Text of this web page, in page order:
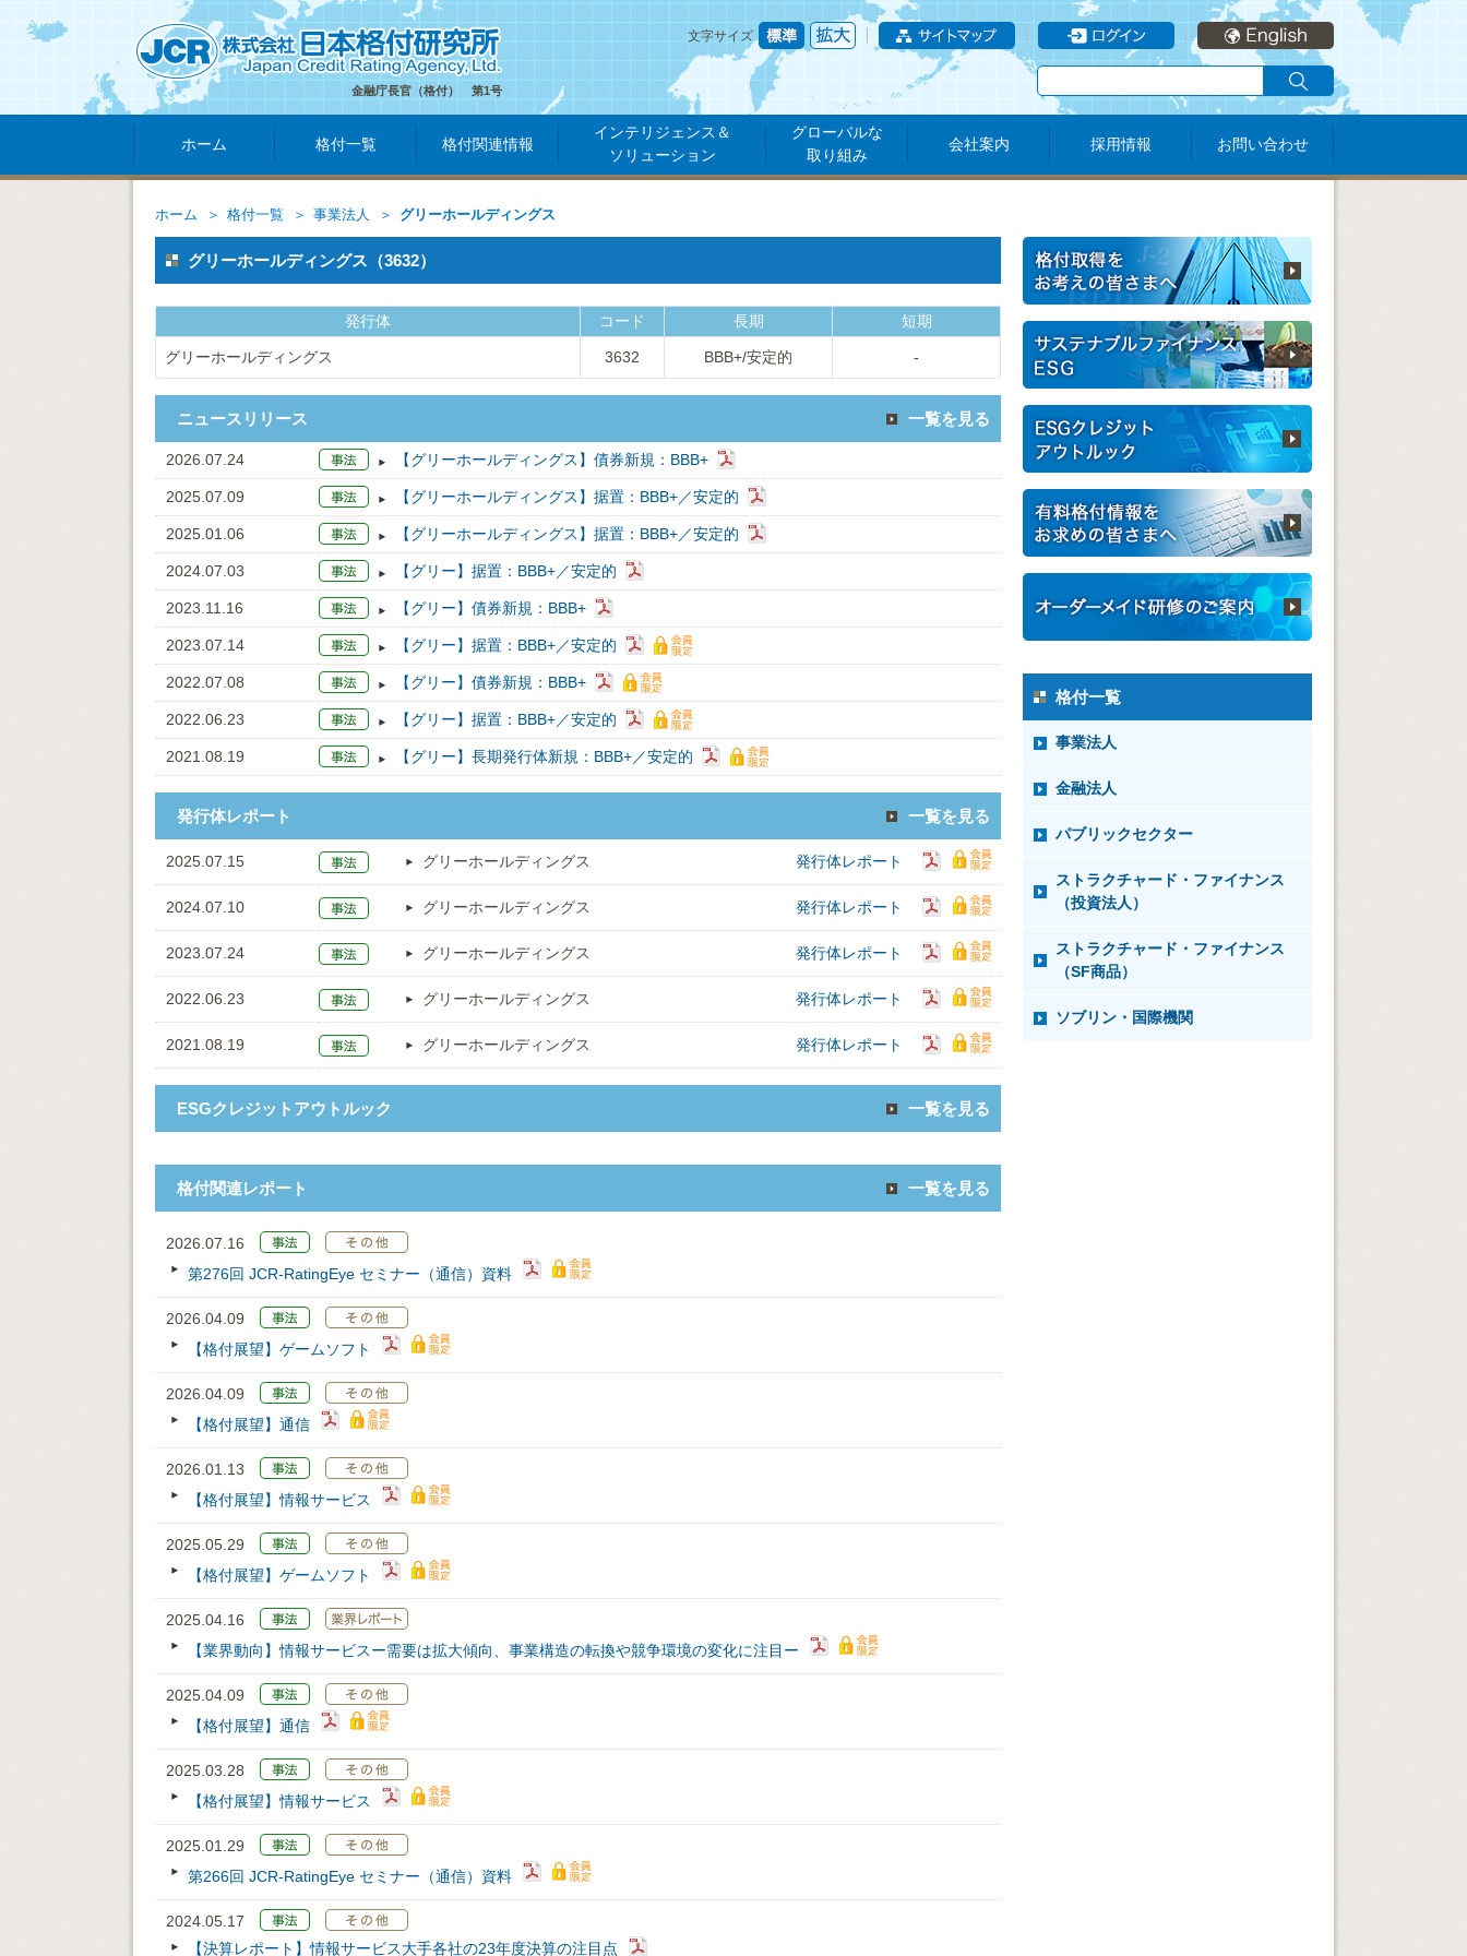
金融庁長官（格付） 第1号
文字サイズ
ホーム 格付一覧 格付関連情報
インテリジェンス＆
ソリューション
グローバルな
取り組み
会社案内 採用情報 お問い合わせ
ホーム 格付一覧 事業法人 グリーホールディングス
グリーホールディングス（3632）
発行体 コード 長期 短期
グリーホールディングス 3632 BBB+/安定的 -
ニュースリリース 一覧を見る
2026.07.24 【グリーホールディングス】債券新規：BBB+
2025.07.09 【グリーホールディングス】据置：BBB+／安定的
2025.01.06 【グリーホールディングス】据置：BBB+／安定的
2024.07.03 【グリー】据置：BBB+／安定的
2023.11.16 【グリー】債券新規：BBB+
2023.07.14 【グリー】据置：BBB+／安定的
2022.07.08 【グリー】債券新規：BBB+
2022.06.23 【グリー】据置：BBB+／安定的
2021.08.19 【グリー】長期発行体新規：BBB+／安定的
発行体レポート 一覧を見る
2025.07.15 グリーホールディングス 発行体レポート
2024.07.10 グリーホールディングス 発行体レポート
2023.07.24 グリーホールディングス 発行体レポート
2022.06.23 グリーホールディングス 発行体レポート
2021.08.19 グリーホールディングス 発行体レポート
ESGクレジットアウトルック 一覧を見る
格付関連レポート 一覧を見る
2026.07.16
第276回 JCR‐RatingEye セミナー（通信）資料
2026.04.09
【格付展望】ゲームソフト
2026.04.09
【格付展望】通信
2026.01.13
【格付展望】情報サービス
2025.05.29
【格付展望】ゲームソフト
2025.04.16
【業界動向】情報サービスー需要は拡大傾向、事業構造の転換や競争環境の変化に注目ー
2025.04.09
【格付展望】通信
2025.03.28
【格付展望】情報サービス
2025.01.29
第266回 JCR‐RatingEye セミナー（通信）資料
2024.05.17
【決算レポート】情報サービス大手各社の23年度決算の注目点
格付一覧
事業法人
金融法人
パブリックセクター
ストラクチャード・ファイナンス
（投資法人）
ストラクチャード・ファイナンス
（SF商品）
ソブリン・国際機関